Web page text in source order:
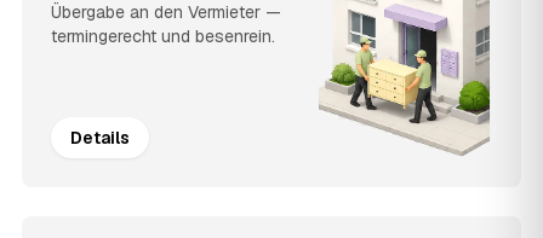
Übergabe an den Vermieter —
termingerecht und besenrein.
Details